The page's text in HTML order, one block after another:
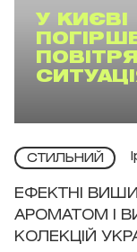
У
СТИЛЬНИЙ
ЕФЕКТНІ
АРОМАТОМ І
КОЛЕКЦІЙ